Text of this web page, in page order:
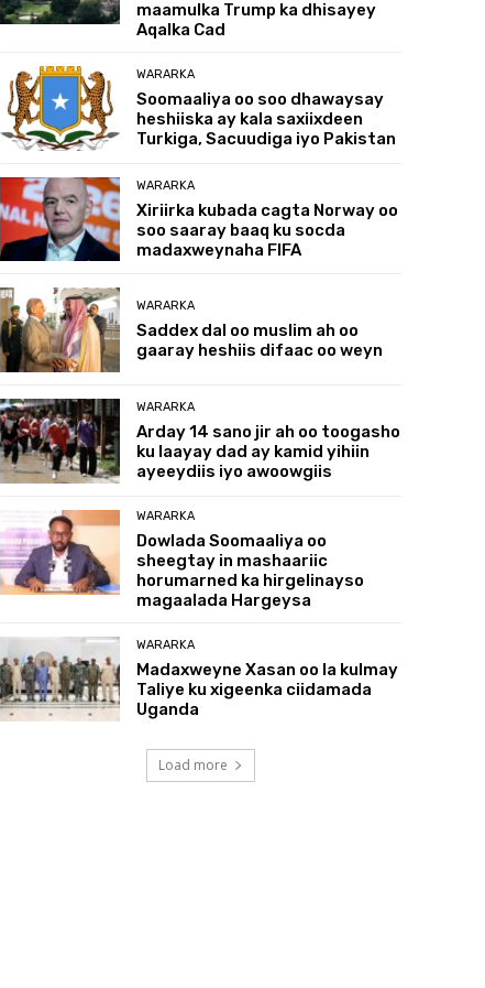
maamulka Trump ka dhisayey
Aqalka Cad
WARARKA
Soomaaliya oo soo dhawaysay
heshiiska ay kala saxiixdeen
Turkiga, Sacuudiga iyo Pakistan
WARARKA
Xiriirka kubada cagta Norway oo
soo saaray baaq ku socda
madaxweynaha FIFA
WARARKA
Saddex dal oo muslim ah oo
gaaray heshiis difaac oo weyn
WARARKA
Arday 14 sano jir ah oo toogasho
ku laayay dad ay kamid yihiin
ayeeydiis iyo awoowgiis
WARARKA
Dowlada Soomaaliya oo
sheegtay in mashaariic
horumarned ka hirgelinayso
magaalada Hargeysa
WARARKA
Madaxweyne Xasan oo la kulmay
Taliye ku xigeenka ciidamada
Uganda
Load more